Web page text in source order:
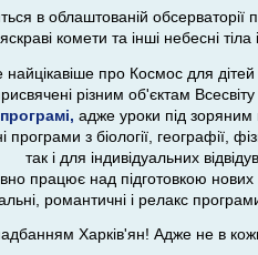
в облаштованій
комети та інші небесні
найцікавіше про Космос для дітей
різним об'єктам Всесвіту
адже уроки під зоряним
програми з біології, географії,
так і для індивідуальних
працює над підготовкою нових
романтичні і релакс
Харків'ян! Адже не в